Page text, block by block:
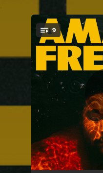
You're all set!
9